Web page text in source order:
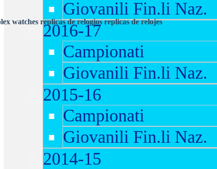
Giovanili Fin.li Naz.
2016-17
Campionati
Giovanili Fin.li Naz.
2015-16
Campionati
Giovanili Fin.li Naz.
2014-15
watches replicas de relogios replicas de relojes